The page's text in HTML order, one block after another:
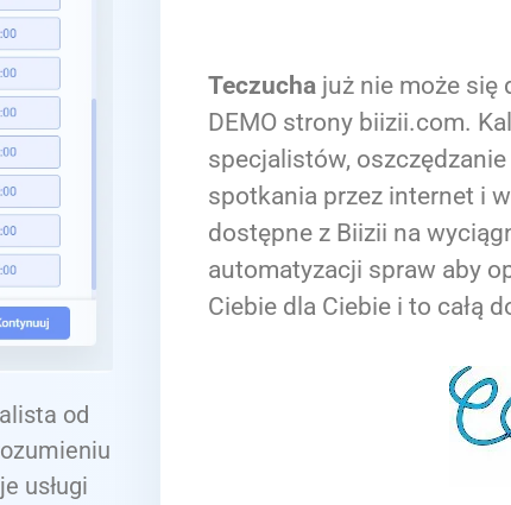
od
usługi
Teczucha już nie może się
DEMO strony biizii.com.
specjalistów,
spotkania przez internet i
dostępne z Biizii na
automatyzacji spraw aby
Ciebie dla Ciebie i to całą